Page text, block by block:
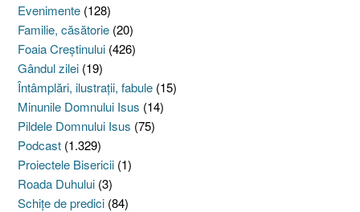
Evenimente (128)
Familie, căsătorie (20)
Foaia Creştinului (426)
Gândul zilei (19)
Întâmplări, ilustraţii, fabule (15)
Minunile Domnului Isus (14)
Pildele Domnului Isus (75)
Podcast (1.329)
Proiectele Bisericii (1)
Roada Duhului (3)
Schiţe de predici (84)